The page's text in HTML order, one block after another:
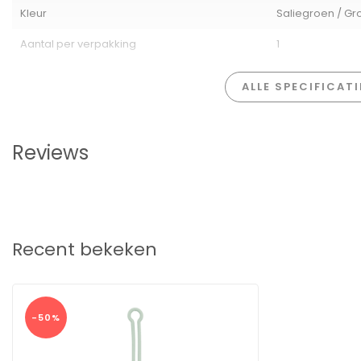
Kleur
Saliegroen /
Aantal per verpakking
1
ALLE
Reviews
Recent bekeken
-50%